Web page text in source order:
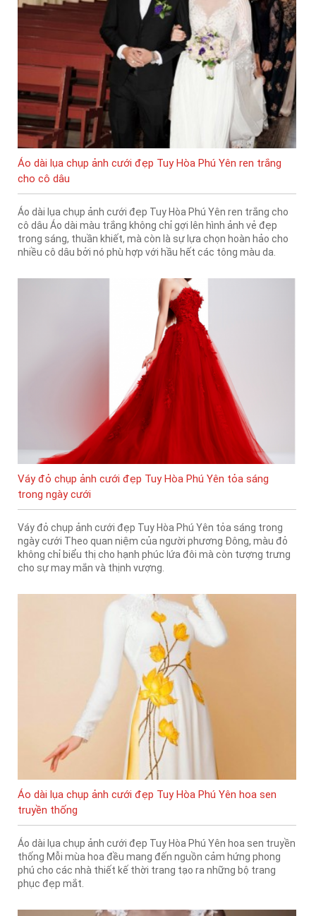
Áo dài lụa chụp ảnh cưới đẹp Tuy Hòa Phú Yên ren trắng
cho cô dâu
Áo dài lụa chụp ảnh cưới đẹp Tuy Hòa Phú Yên ren trắng cho
cô dâu Áo dài màu trắng không chỉ gợi lên hình ảnh vẻ đẹp
trong sáng, thuần khiết, mà còn là sự lựa chọn hoàn hảo cho
nhiều cô dâu bởi nó phù hợp với hầu hết các tông màu da.
Váy đỏ chụp ảnh cưới đẹp Tuy Hòa Phú Yên tỏa sáng
trong ngày cưới
Váy đỏ chụp ảnh cưới đẹp Tuy Hòa Phú Yên tỏa sáng trong
ngày cưới Theo quan niệm của người phương Đông, màu đỏ
không chỉ biểu thị cho hạnh phúc lứa đôi mà còn tượng trưng
cho sự may mắn và thịnh vượng.
Áo dài lụa chụp ảnh cưới đẹp Tuy Hòa Phú Yên hoa sen
truyền thống
Áo dài lụa chụp ảnh cưới đẹp Tuy Hòa Phú Yên hoa sen truyền
thống Mỗi mùa hoa đều mang đến nguồn cảm hứng phong
phú cho các nhà thiết kế thời trang tạo ra những bộ trang
phục đẹp mắt.